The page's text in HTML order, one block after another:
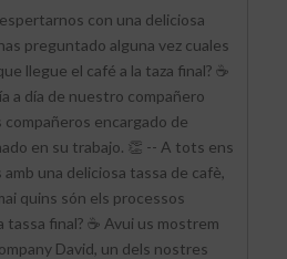
con una deliciosa
preguntado alguna vez cuales
llegue el café a la taza final? ☕
a día de nuestro compañero
encargado de
en su trabajo. 👏 -- A tots ens
una deliciosa tassa de cafè,
quins són els processos
tassa final? ☕ Avui us mostrem
David, un dels nostres